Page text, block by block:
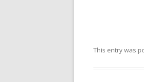
This entry was